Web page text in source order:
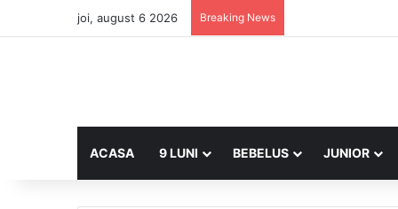
joi, august 6 2026 Breaking News
ACASA 9 LUNI BEBELUS JUNIOR